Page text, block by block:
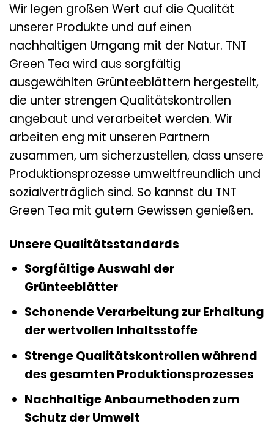
Wir legen großen Wert auf die Qualität
unserer Produkte und auf einen
nachhaltigen Umgang mit der Natur. TNT
Green Tea wird aus sorgfältig
ausgewählten Grünteeblättern hergestellt,
die unter strengen Qualitätskontrollen
angebaut und verarbeitet werden. Wir
arbeiten eng mit unseren Partnern
zusammen, um sicherzustellen, dass unsere
Produktionsprozesse umweltfreundlich und
sozialverträglich sind. So kannst du TNT
Green Tea mit gutem Gewissen genießen.
Unsere Qualitätsstandards
Sorgfältige Auswahl der
Grünteeblätter
Schonende Verarbeitung zur Erhaltung
der wertvollen Inhaltsstoffe
Strenge Qualitätskontrollen während
des gesamten Produktionsprozesses
Nachhaltige Anbaumethoden zum
Schutz der Umwelt